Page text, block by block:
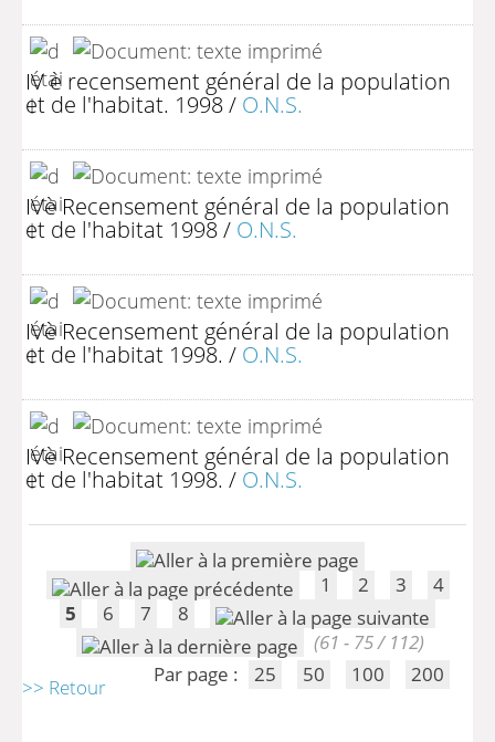
IV è recensement général de la population
et de l'habitat. 1998/ O.N.S.
IVè Recensement général de la population
et de l'habitat 1998/ O.N.S.
IVè Recensement général de la population
et de l'habitat 1998. / O.N.S.
IVè Recensement général de la population
et de l'habitat 1998. / O.N.S.
1 2 3
4
5
6 7
8
(61 - 75 / 112)
Par page :
25 50 100 200
>> Retour